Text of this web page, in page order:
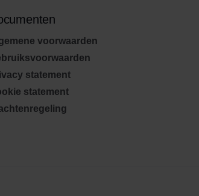
voorwaarden
statement
statement